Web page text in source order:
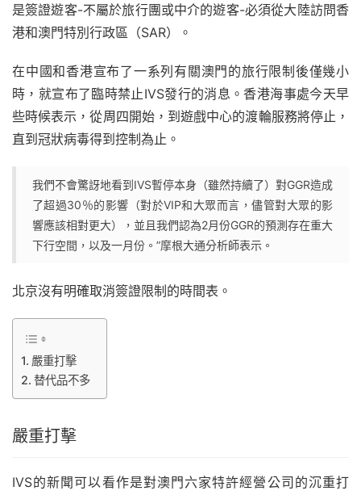
是簽證遊客-不屬於旅行團或中介的遊客-必須從大陸訪問香
港和澳門特別行政區（SAR）。
在中國和香港宣布了一系列有關澳門的旅行限制後僅幾小
時，就宣布了臨時禁止IVS發行的消息。香港海事處今天早
些時候表示，從周四開始，到遊戲中心的渡輪服務將停止，
直到冠狀病毒得到控制為止。
我們不會驚訝地看到IVS暫停本身（雖然持續了）對GGR造成
了超過30％的影響（對於VIP和大眾而言，儘管對大眾的影
響應該相對更大），並且我們認為2月份GGR的預測存在重大
下行空間，以及一月份。”摩根大通分析師表示。
北京沒有明確取消簽證限制的時間表。
嚴重打擊
替代品不多
嚴重打擊
IVS的新聞可以看作是對澳門六家特許經營公司的沉重打